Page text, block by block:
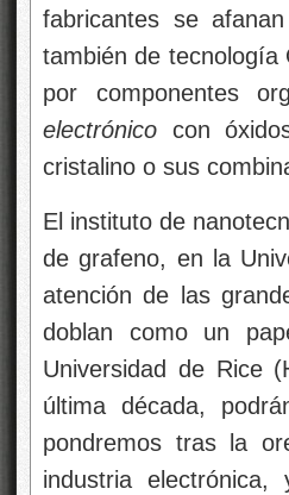
fabricantes se
también de tecnología
por componentes
electrónico con
cristalino o sus
El instituto de
de grafeno, en la
atención de las
doblan como un
Universidad de Rice
última década,
pondremos tras la
industria